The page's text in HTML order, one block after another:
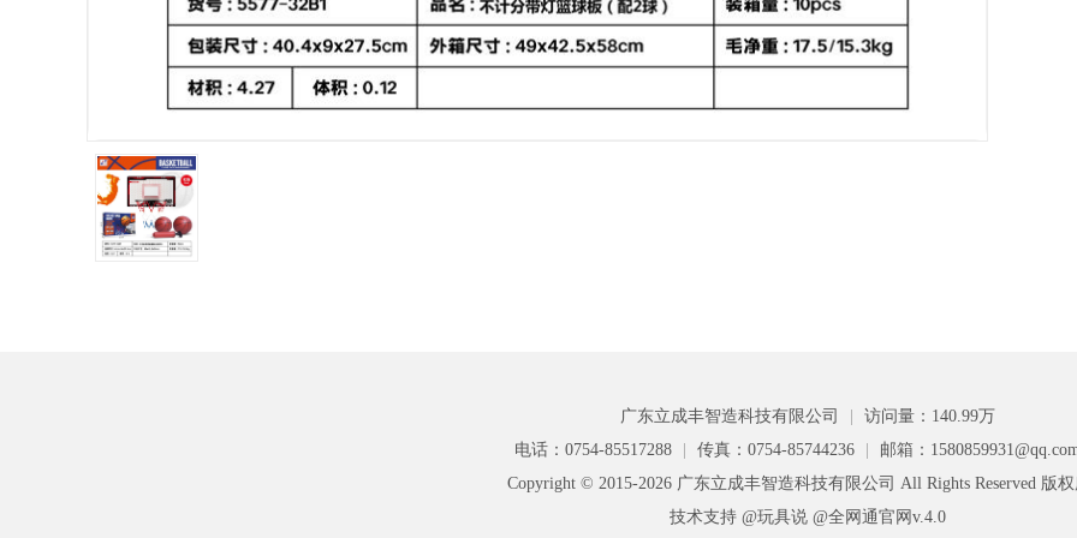
广东立成丰智造科技有限公司
访问量：140.99万
电话：0754-85517288
传真：0754-85744236 邮箱：
Copyright © 2015-2026 广东立成丰智造科技有限公司 All Rights Reserved 版
技术支持 @玩具说 @全网通官网v.4.0